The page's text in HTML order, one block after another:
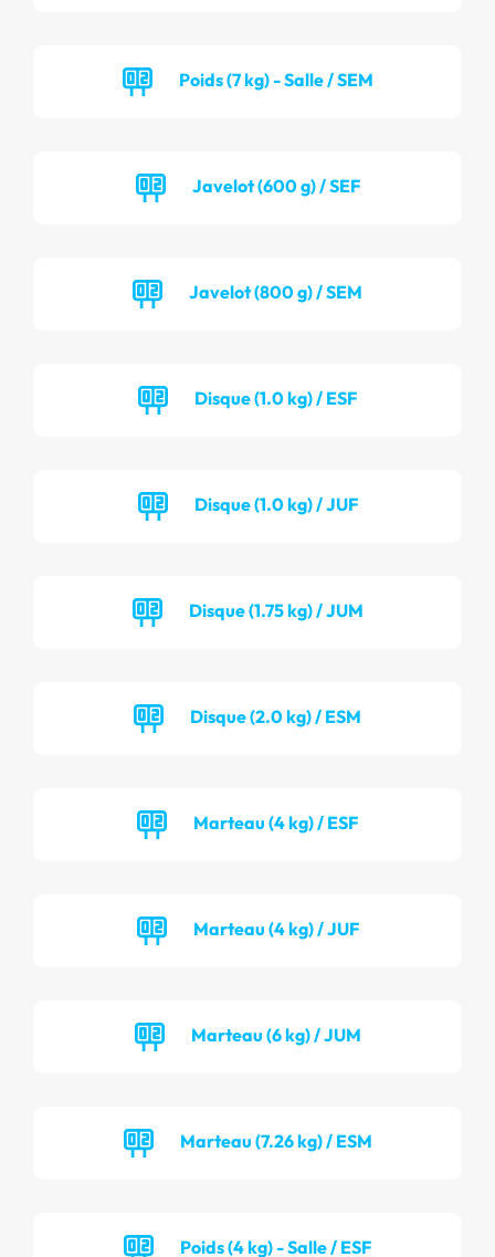
Poids (7 kg) - Salle / SEM
Javelot (600 g) / SEF
Javelot (800 g) / SEM
Disque (1.0 kg) / ESF
Disque (1.0 kg) / JUF
Disque (1.75 kg) / JUM
Disque (2.0 kg) / ESM
Marteau (4 kg) / ESF
Marteau (4 kg) / JUF
Marteau (6 kg) / JUM
Marteau (7.26 kg) / ESM
Poids (4 kg) - Salle / ESF